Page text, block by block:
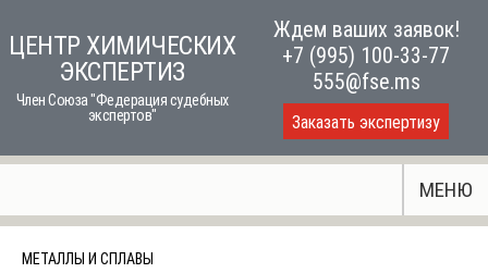
toЦЕНТР ХИМИЧЕСКИХ
ЭКСПЕРТИЗ
Член Союза "Федерация судебных
экспертов"
Ждем ваших заявок!
+7 (995) 100-33-77
555@fse.ms
Заказать экспертизу
МЕНЮ
МЕТАЛЛЫ И СПЛАВЫ